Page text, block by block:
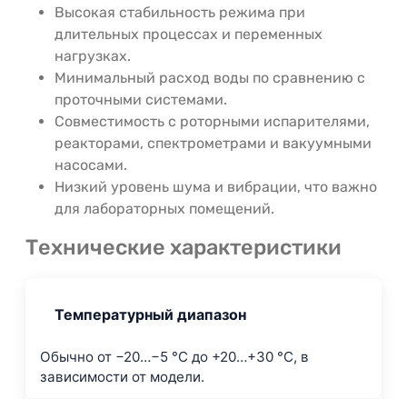
Высокая стабильность режима при
длительных процессах и переменных
нагрузках.
Минимальный расход воды по сравнению с
проточными системами.
Совместимость с роторными испарителями,
реакторами, спектрометрами и вакуумными
насосами.
Низкий уровень шума и вибрации, что важно
для лабораторных помещений.
Технические характеристики
Температурный диапазон
Обычно от −20…−5 °C до +20…+30 °C, в
зависимости от модели.